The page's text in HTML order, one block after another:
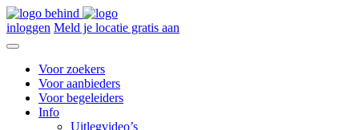
inloggen Meld je locatie gratis aan
Voor zoekers
Voor aanbieders
Voor begeleiders
Info
Uitlegvideo’s